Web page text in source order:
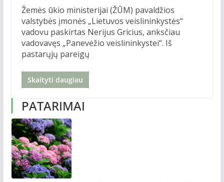
Žemės ūkio ministerijai (ŽŪM) pavaldžios
valstybės įmonės „Lietuvos veislininkystės“
vadovu paskirtas Nerijus Gricius, anksčiau
vadovavęs „Panevėžio veislininkystei“. Iš
pastarųjų pareigų
Skaityti daugiau
PATARIMAI